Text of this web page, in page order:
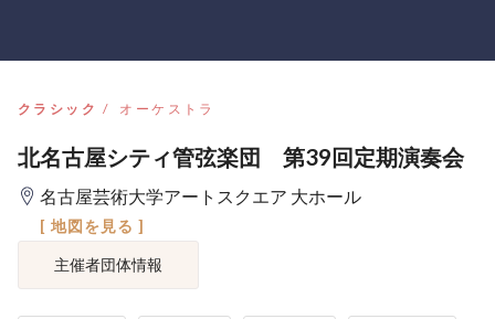
クラシック オーケストラ
北名古屋シティ管弦楽団 第39回定期演奏会
名古屋芸術大学アートスクエア 大ホール
[ 地図を見る ]
主催者団体情報